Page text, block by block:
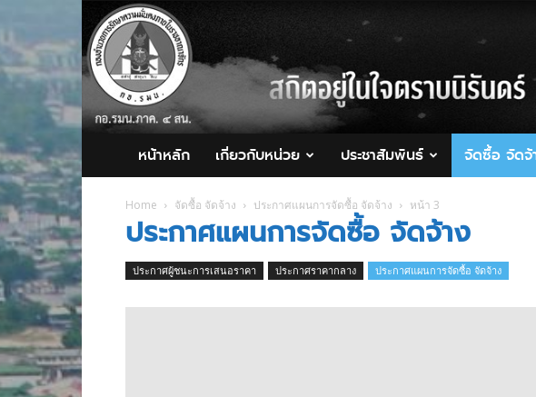
กอ.รมน.ภาค
4
สน.
หน้าหลัก เกี่ยวกับหน่วย ประชาสัมพันธ์ จัดซื้อ จัดจ้
Home จัดซื้อ จัดจ้าง ประกาศแผนการจัดซื้อ จัดจ้าง หน้า 3
ประกาศแผนการจัดซื้อ จัดจ้าง
ประกาศผู้ชนะการเสนอราคา ประกาศราคากลาง ประกาศแผนการจัดซื้อ จัดจ้าง